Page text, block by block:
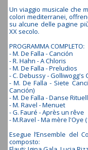
Un viaggio musicale che
colori mediterranei,
su alcune delle pagine
XX secolo.
PROGRAMMA COMPLETO:
- M. De Falla - Canción
- R. Hahn - A Chloris
- M. De Falla - Preludios
- C. Debussy - Golliwogg's
- M. De Falla - Siete
Canción)
- M. De Falla - Danse
- M. Ravel - Menuet
- G. Fauré - Après un rêve
- M.Ravel - Ma mère l'Oye
Esegue l’Ensemble del
composto: